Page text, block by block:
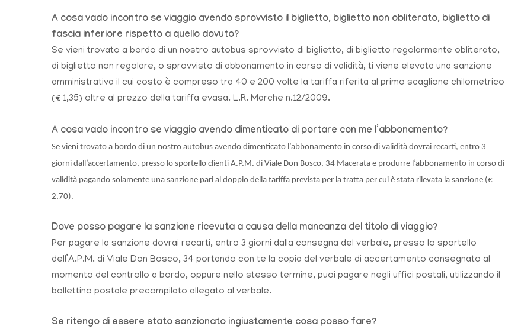
A cosa vado incontro se viaggio avendo sprovvisto il biglietto, biglietto non obliterato, biglietto di
fascia inferiore rispetto a quello dovuto?
Se vieni trovato a bordo di un nostro autobus sprovvisto di biglietto, di biglietto regolarmente obliterato,
di biglietto non regolare, o sprovvisto di abbonamento in corso di validità, ti viene elevata una sanzione
amministrativa il cui costo è compreso tra 40 e 200 volte la tariffa riferita al primo scaglione chilometrico
(€ 1,35) oltre al prezzo della tariffa evasa. L.R. Marche n.12/2009.
A cosa vado incontro se viaggio avendo dimenticato di portare con me l’abbonamento?
Se vieni trovato a bordo di un nostro autobus avendo dimenticato l’abbonamento in corso di validità dovrai recarti, entro 3
giorni dall’accertamento, presso lo sportello clienti A.P.M. di Viale Don Bosco, 34 Macerata e produrre l’abbonamento in corso di
validità pagando solamente una sanzione pari al doppio della tariffa prevista per la tratta per cui è stata rilevata la sanzione (€
2,70).
Dove posso pagare la sanzione ricevuta a causa della mancanza del titolo di viaggio?
Per pagare la sanzione dovrai recarti, entro 3 giorni dalla consegna del verbale, presso lo sportello
dell’A.P.M. di Viale Don Bosco, 34 portando con te la copia del verbale di accertamento consegnato al
momento del controllo a bordo, oppure nello stesso termine, puoi pagare negli uffici postali, utilizzando il
bollettino postale precompilato allegato al verbale.
Se ritengo di essere stato sanzionato ingiustamente cosa posso fare?